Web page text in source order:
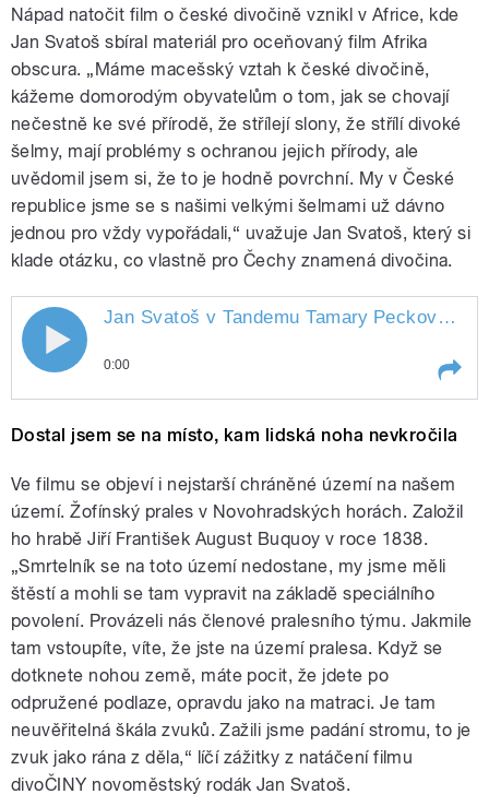
Nápad natočit film o české divočině vznikl v Africe, kde
Jan Svatoš sbíral materiál pro oceňovaný film Afrika
obscura. „Máme macešský vztah k české divočině,
kážeme domorodým obyvatelům o tom, jak se chovají
nečestně ke své přírodě, že střílejí slony, že střílí divoké
šelmy, mají problémy s ochranou jejich přírody, ale
uvědomil jsem si, že to je hodně povrchní. My v České
republice jsme se s našimi velkými šelmami už dávno
jednou pro vždy vypořádali,“ uvažuje Jan Svatoš, který si
klade otázku, co vlastně pro Čechy znamená divočina.
pause
Jan Svatoš v Tandemu Tamary Peckové "
0:00
Dostal jsem se na místo, kam lidská noha nevkročila
Ve filmu se objeví i nejstarší chráněné území na našem
území. Žofínský prales v Novohradských horách. Založil
ho hrabě Jiří František August Buquoy v roce 1838.
„Smrtelník se na toto území nedostane, my jsme měli
štěstí a mohli se tam vypravit na základě speciálního
povolení. Provázeli nás členové pralesního týmu. Jakmile
tam vstoupíte, víte, že jste na území pralesa. Když se
dotknete nohou země, máte pocit, že jdete po
odpružené podlaze, opravdu jako na matraci. Je tam
neuvěřitelná škála zvuků. Zažili jsme padání stromu, to je
zvuk jako rána z děla,“ líčí zážitky z natáčení filmu
divoČINY novoměstský rodák Jan Svatoš.